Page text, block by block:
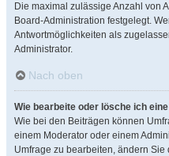
Die maximal zulässige Anzahl von
Board-Administration festgelegt.
Antwortmöglichkeiten als
Administrator.
Nach oben
Wie bearbeite oder lösche ich
Wie bei den Beiträgen können
einem Moderator oder einem
Umfrage zu bearbeiten, ändern